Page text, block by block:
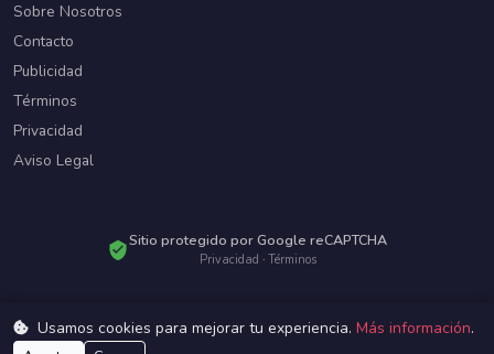
Sobre Nosotros
Contacto
Publicidad
Términos
Privacidad
Aviso Legal
Sitio protegido por Google reCAPTCHA
Privacidad · Términos
© 2026 Diario Paraguayo. Todos los derechos reservados.
Usamos cookies para mejorar tu experiencia. Más información.